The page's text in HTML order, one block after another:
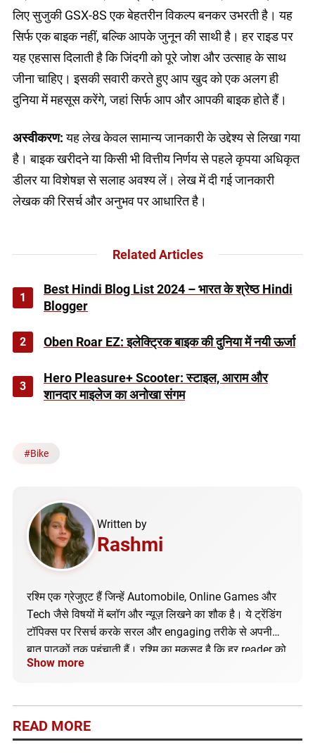
लिए सुजुकी GSX-8S एक बेहतरीन विकल्प बनकर उभरती है। यह
सिर्फ एक बाइक नहीं, बल्कि आपके जुनून की साथी है। हर राइड पर
यह एहसास दिलाती है कि जिंदगी को पूरे जोश और उत्साह के साथ
जीना चाहिए। इसकी सवारी करते हुए आप खुद को एक अलग ही
दुनिया में महसूस करेंगे, जहां सिर्फ आप और आपकी बाइक होते हैं।
अस्वीकरण:यह लेख केवल सामान्य जानकारी के उद्देश्य से लिखा गया
है। बाइक खरीदने या किसी भी वित्तीय निर्णय से पहले कृपया अधिकृत
डीलर या विशेषज्ञ से सलाह अवश्य लें। लेख में दी गई जानकारी
लेखक की रिसर्च और अनुभव पर आधारित है।
Related Articles
1
Best Hindi Blog List 2024 – भारत के श्रेष्ठ Hindi
Blogger
2 Oben Roar EZ: इलेक्ट्रिक बाइक की दुनिया में नयी ऊर्जा
3
Hero Pleasure+ Scooter: स्टाइल, आराम और
शानदार माइलेज का अनोखा संगम
#Bike
Written by
Rashmi
रश्मि एक ग्रेजुएट हैं जिन्हें Automobile, Online Games और
Tech जैसे विषयों में ब्लॉग और न्यूज़ लिखने का शौक है। ये ट्रेंडिंग
टॉपिक्स पर रिसर्च करके सरल और engaging तरीके से अपनी
बात पाठकों तक पहुंचाती हैं। रश्मि का मकसद है कि हर reader को
सही और अपडेटेड जानकारी मिले।
Show more
READ MORE